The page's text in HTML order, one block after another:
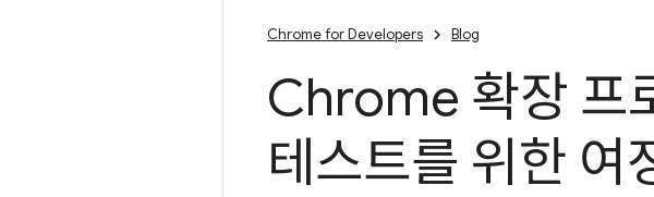
Chrome for Developers Blog
Chrome 확장 프
테스트를 위한 여